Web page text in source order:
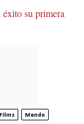
su primera
Mendo